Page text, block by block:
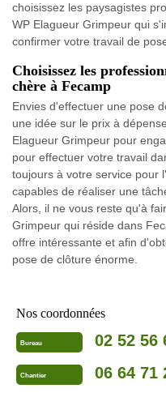
choisissez les paysagistes
WP Elagueur Grimpeur qui
confirmer votre travail de
Choisissez les
chère à Fecamp
Envies d'effectuer une pose
une idée sur le prix à
Elagueur Grimpeur pour
pour effectuer votre travail
toujours à votre service pour
capables de réaliser une
Alors, il ne vous reste qu'à
Grimpeur qui réside dans
offre intéressante et afin
pose de clôture énorme.
Nos coordonnées
Bureau 02 52 56
Chantier 06 64 71